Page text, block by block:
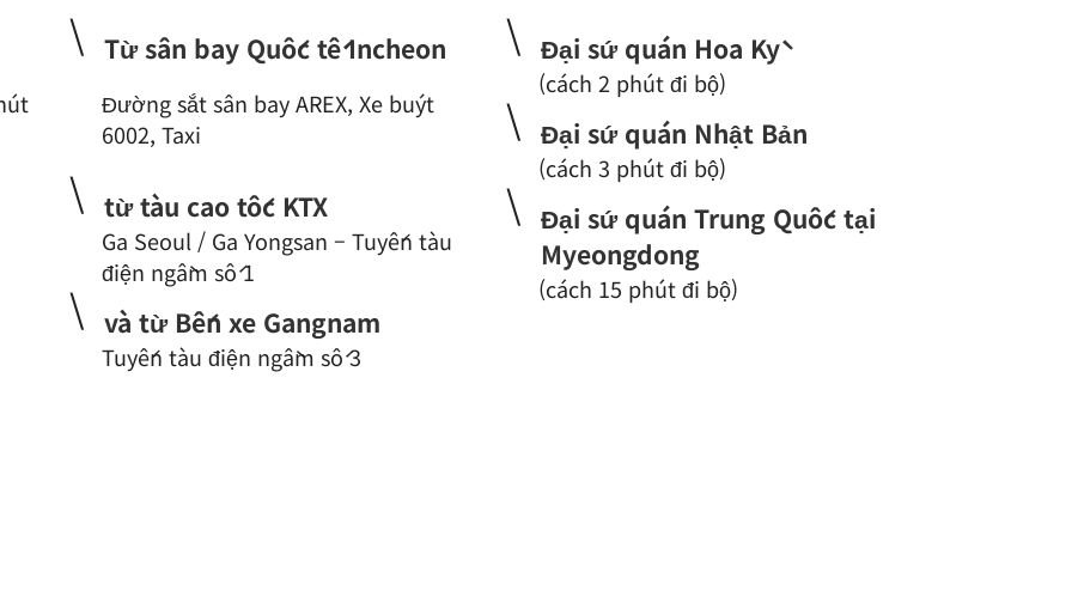
\ Từ sân bay Quốc tế Incheon
Đường sắt sân bay AREX, Xe buýt
6002, Taxi
\ từ tàu cao tốc KTX
Ga Seoul / Ga Yongsan – Tuyến tàu
điện ngầm số 1
\ và từ Bến xe Gangnam
Tuyến tàu điện ngầm số 3
\ Đại sứ quán Hoa Kỳ
(cách 2 phút đi bộ)
\ Đại sứ quán Nhật Bản
(cách 3 phút đi bộ)
\
Đại sứ quán Trung Quốc tại
Myeongdong
(cách 15 phút đi bộ)